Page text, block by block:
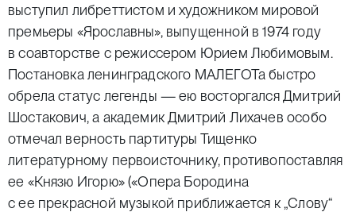
выступил либреттистом и художником мировой
премьеры «Ярославны», выпущенной в 1974 году
в соавторстве с режиссером Юрием Любимовым.
Постановка ленинградского МАЛЕГОТа быстро
обрела статус легенды — ею восторгался Дмитрий
Шостакович, а академик Дмитрий Лихачев особо
отмечал верность партитуры Тищенко
литературному первоисточнику, противопоставляя
ее «Князю Игорю» («Опера Бородина
с ее прекрасной музыкой приближается к „Слову“